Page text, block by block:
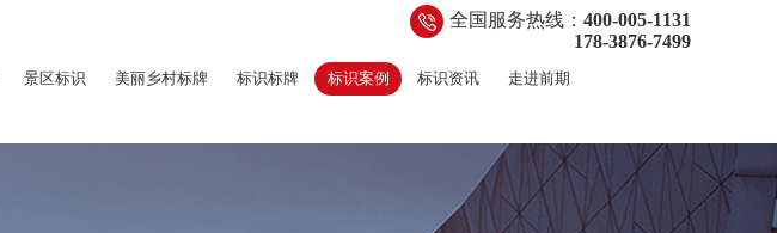
全国服务热线： 400-005-1131
178-3876-7499
景区标识 美丽乡村标牌 标识标牌 标识案例 标识资讯 走进前期